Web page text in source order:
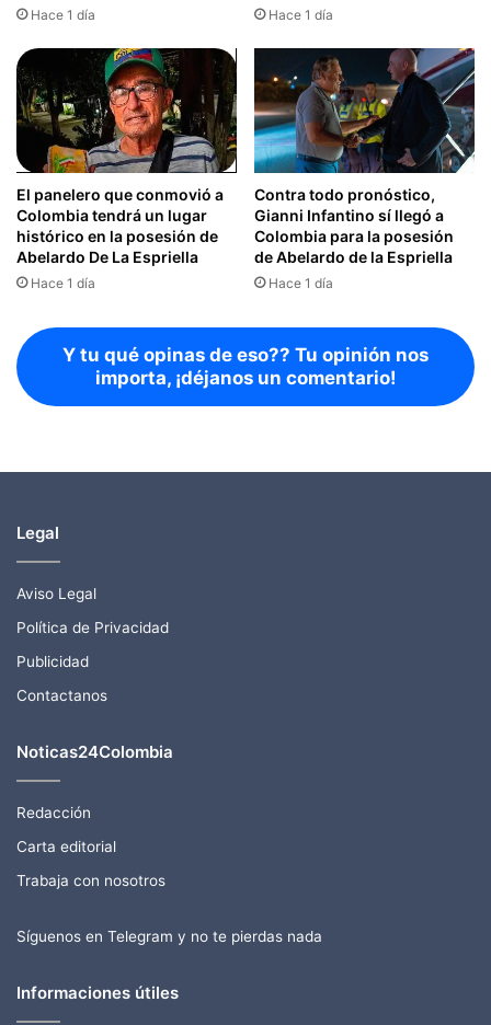
Hace 1 día Hace 1 día
El panelero que conmovió a
Colombia tendrá un lugar
histórico en la posesión de
Abelardo De La Espriella
Hace 1 día
Contra todo pronóstico,
Gianni Infantino sí llegó a
Colombia para la posesión
de Abelardo de la Espriella
Hace 1 día
Y tu qué opinas de eso?? Tu opinión nos
importa, ¡déjanos un comentario!
Legal
Aviso Legal
Política de Privacidad
Publicidad
Contactanos
Noticas24Colombia
Redacción
Carta editorial
Trabaja con nosotros
Síguenos en Telegram y no te pierdas nada
Informaciones útiles